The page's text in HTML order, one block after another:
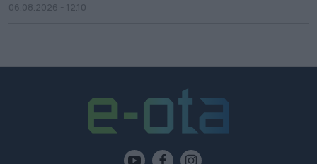
06.08.2026 - 12.10